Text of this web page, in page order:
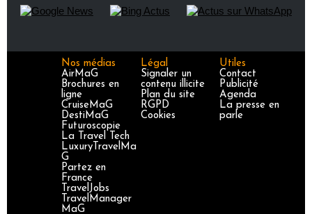
Nos médias
AirMaG
Brochures en
ligne
CruiseMaG
DestiMaG
Futuroscopie
La Travel Tech
LuxuryTravelMa
G
Partez en
France
TravelJobs
TravelManager
MaG
Légal
Signaler un
contenu illicite
Plan du site
RGPD
Cookies
Utiles
Contact
Publicité
Agenda
La presse en
parle